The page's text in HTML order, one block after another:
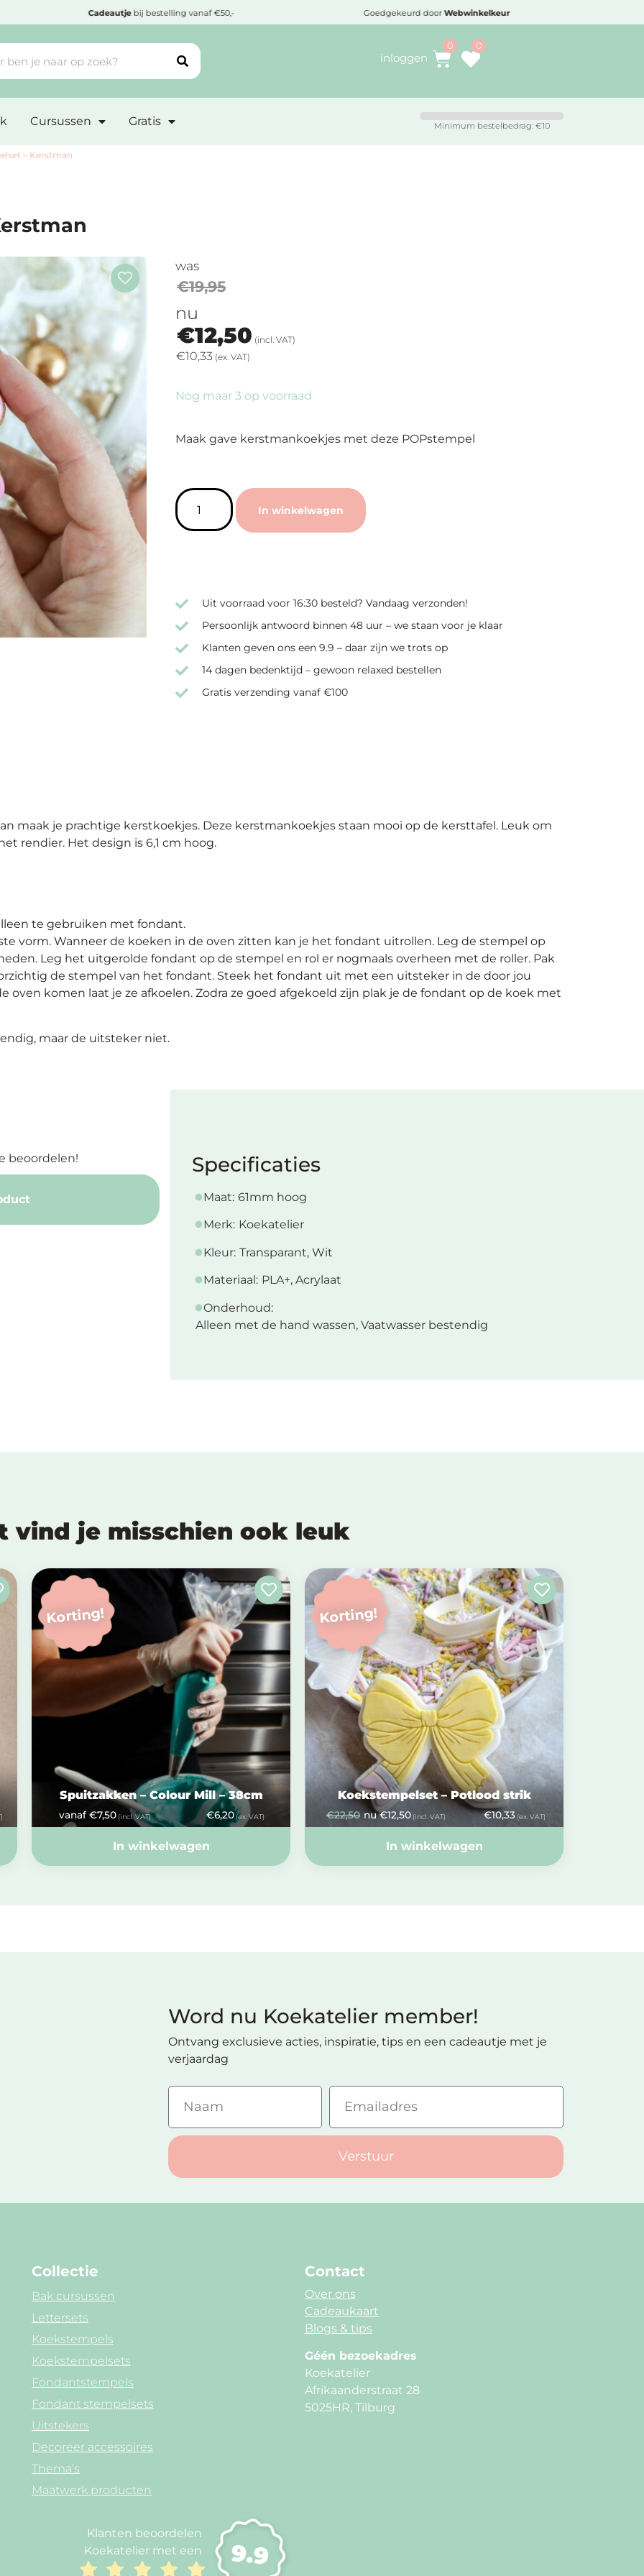
Cadeautjebij bestelling vanaf €50,- Goedgekeurd doorWebwinkelkeur
inloggen
Cursussen Gratis Minimum bestelbedrag: €10
– Kerstman
was
€19,95
nu
€12,50 (incl. VAT)
€10,33 (ex. VAT)
Nog maar 3 op voorraad
Maak gave kerstmankoekjes met deze POPstempel
In winkelwagen
Uit voorraad voor 16:30 besteld? Vandaag verzonden!
Persoonlijk antwoord binnen 48 uur – we staan voor je klaar
Klanten geven ons een 9.9 – daar zijn we trots op
14 dagen bedenktijd – gewoon relaxed bestellen
Gratis verzending vanaf €100
maak je prachtige kerstkoekjes. Deze kerstmankoekjes staan mooi op de kersttafel. Leuk om
rendier. Het design is 6,1 cm hoog.
te gebruiken met fondant.
vorm. Wanneer de koeken in de oven zitten kan je het fondant uitrollen. Leg de stempel op
Leg het uitgerolde fondant op de stempel en rol er nogmaals overheen met de roller. Pak
de stempel van het fondant. Steek het fondant uit met een uitsteker in de door jou
oven komen laat je ze afkoelen. Zodra ze goed afgekoeld zijn plak je de fondant op de koek met
maar de uitsteker niet.
beoordelen! Specificaties
Maat: 61mm hoog
Merk: Koekatelier
Kleur: Transparant, Wit
Materiaal: PLA+, Acrylaat
Onderhoud:
Alleen met de hand wassen, Vaatwasser bestendig
vind je misschien ook leuk
Korting!
Spuitzakken – Colour Mill – 38cm
vanaf €7,50(incl. VAT) €6,20(ex. VAT)
In winkelwagen
Korting!
Koekstempelset – Potlood strik
€22,50 nu €12,50(incl. VAT) €10,33 (ex. VAT)
In winkelwagen
Word nu Koekatelier member!
Ontvang exclusieve acties, inspiratie, tips en een cadeautje met je
verjaardag
Verstuur
Collectie
Bak cursussen
Lettersets
Koekstempels
Koekstempelsets
Fondantstempels
Fondant stempelsets
Uitstekers
Decoreer accessoires
Thema’s
Maatwerk producten
Contact
Over ons
Cadeaukaart
Blogs & tips
Géén bezoekadres
Koekatelier
Afrikaanderstraat 28
5025HR, Tilburg
Klanten beoordelen
Koekatelier met een
9.9